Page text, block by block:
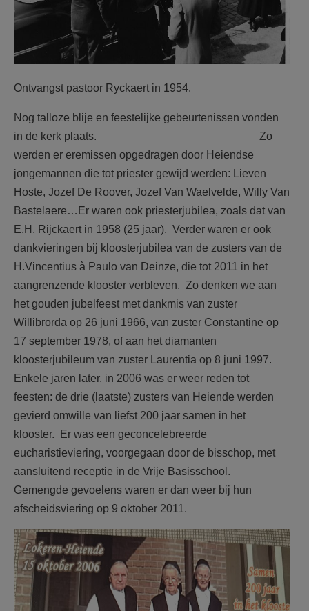
Ontvangst pastoor Ryckaert in 1954.
Nog talloze blije en feestelijke gebeurtenissen vonden
in de kerk plaats. Zo
werden er eremissen opgedragen door Heiendse
jongemannen die tot priester gewijd werden: Lieven
Hoste, Jozef De Roover, Jozef Van Waelvelde, Willy Van
Bastelaere…Er waren ook priesterjubilea, zoals dat van
E.H. Rijckaert in 1958 (25 jaar). Verder waren er ook
dankvieringen bij kloosterjubilea van de zusters van de
H.Vincentius à Paulo van Deinze, die tot 2011 in het
aangrenzende klooster verbleven. Zo denken we aan
het gouden jubelfeest met dankmis van zuster
Willibrorda op 26 juni 1966, van zuster Constantine op
17 september 1978, of aan het diamanten
kloosterjubileum van zuster Laurentia op 8 juni 1997.
Enkele jaren later, in 2006 was er weer reden tot
feesten: de drie (laatste) zusters van Heiende werden
gevierd omwille van liefst 200 jaar samen in het
klooster. Er was een geconcelebreerde
eucharistieviering, voorgegaan door de bisschop, met
aansluitend receptie in de Vrije Basisschool.
Gemengde gevoelens waren er dan weer bij hun
afscheidsviering op 9 oktober 2011.
F2184j45.jpg